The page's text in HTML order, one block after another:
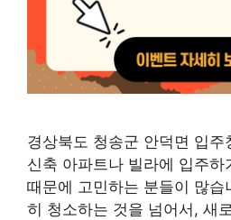
경상북도 청송군 안덕면 입주
신축 아파트나 빌라에 입주
때문에 고민하는 분들이 많습
히 청소하는 것을 넘어서, 새